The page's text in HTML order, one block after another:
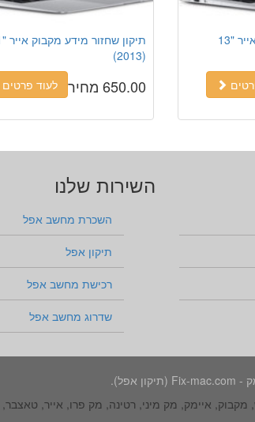
(2013)
לעוד פרטים
650.00 מחיר
תיקון שחזור מידע מקבוק אייר "13
השירות שלנו
השכרת מחשב אפל
תיקון אפל
רכישת מחשב אפל
שדרוג מחשב אפל
מקבוק, איימק, מק מיני, רטינה, מק פרו, אייר,